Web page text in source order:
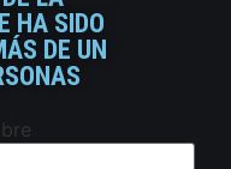
HA SIDO
DE UN